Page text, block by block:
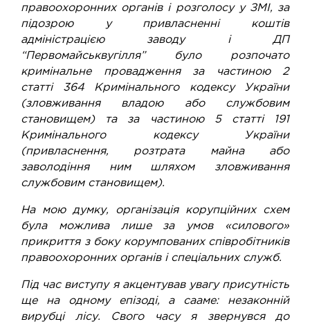
правоохоронних органів і розголосу у ЗМІ, за
підозрою у привласненні коштів
адміністрацією заводу і ДП
“Первомайськвугілля” було розпочато
кримінальне провадження за частиною 2
статті 364 Кримінального кодексу України
(зловживання владою або службовим
становищем) та за частиною 5 статті 191
Кримінального кодексу України
(привласнення, розтрата майна або
заволодіння ним шляхом зловживання
службовим становищем).
На мою думку, організація корупційних схем
була можлива лише за умов «силового»
прикриття з боку корумпованих співробітників
правоохоронних органів і спеціальних служб.
Під час виступу я акцентував увагу присутність
ще на одному епізоді, а сааме: незаконній
вирубці лісу. Свого часу я звернувся до